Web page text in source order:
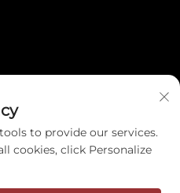
Crafts Co., Ltd. Všechna práva
osobních údajů
to provide our services.
cookies, click Personalize